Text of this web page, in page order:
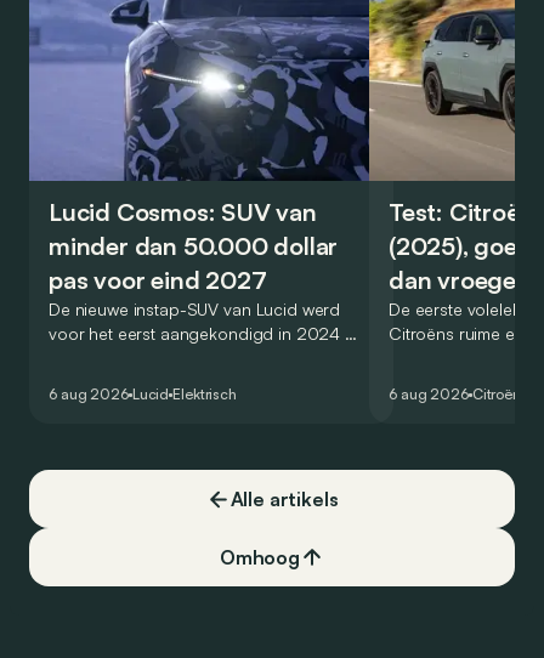
Lucid Cosmos: SUV van
minder dan 50.000 dollar
pas voor eind 2027
De nieuwe instap-SUV van Lucid werd
voor het eerst aangekondigd in 2024 en
constructeur vervoegen.
6 aug 2026 Lucid Elektrisch
Test: Citroën
(2025), goed
dan vroeger
De eerste
Citroëns ruime en
dat ook gelukt?
6 aug 2026 Citroën
Alle artikels
Omhoog